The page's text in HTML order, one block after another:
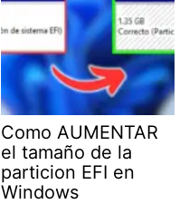
Como AUMENTAR
el tamaño de la
particion EFI en
Windows